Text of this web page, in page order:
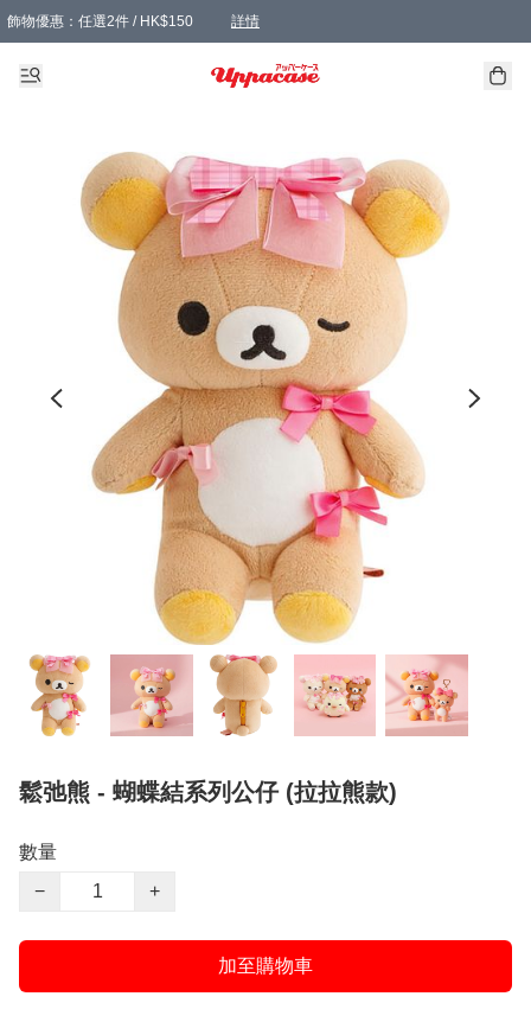
飾物優惠：任選2件 / HK$150 詳情
髮飾優惠：任選2件 / HK$100 詳情
精選襪子優惠：任選3對 / HK$115 詳情
滿額免運：本地訂單滿港幣350元可享免運費優惠
鬆弛熊 - 蝴蝶結系列公仔 (拉拉熊款)
數量
−
+
加至購物車